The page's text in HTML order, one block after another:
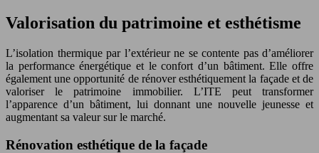
Valorisation du patrimoine et esthétisme
L’isolation thermique par l’extérieur ne se contente pas d’améliorer
la performance énergétique et le confort d’un bâtiment. Elle offre
également une opportunité de rénover esthétiquement la façade et de
valoriser le patrimoine immobilier. L’ITE peut transformer
l’apparence d’un bâtiment, lui donnant une nouvelle jeunesse et
augmentant sa valeur sur le marché.
Rénovation esthétique de la façade